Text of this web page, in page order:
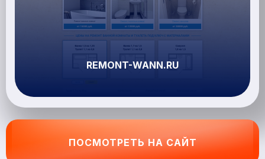
REMONT-WANN.RU
ПОСМОТРЕТЬ НА САЙТ